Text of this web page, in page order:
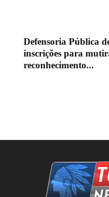
Defensoria Pública
inscrições para
reconhecimento...